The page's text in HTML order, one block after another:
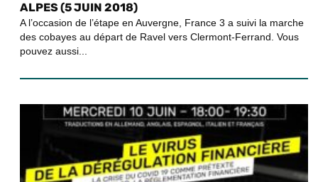
ALPES (5 JUIN 2018)
A l’occasion de l’étape en Auvergne, France 3 a suivi la marche
des cobayes au départ de Ravel vers Clermont-Ferrand. Vous
pouvez aussi...